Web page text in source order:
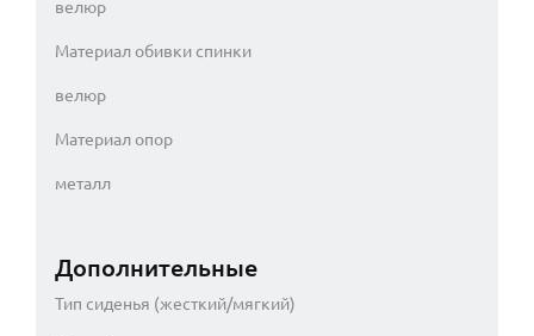
велюр
Материал обивки спинки
велюр
Материал опор
металл
Дополнительные
Тип сиденья (жесткий/мягкий)